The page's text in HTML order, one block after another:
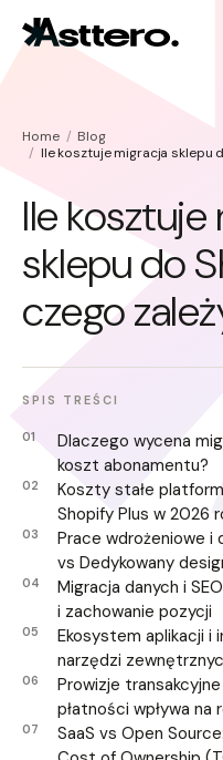
Optymalizacja
Migracja do Shopify
O nas
Home
Blog
Ile kosztuje migracja sklepu
Ile
sklepu do
czego
SPIS TREŚCI
Dlaczego wycena
koszt abonamentu?
Koszty stałe
Shopify Plus w 2026
Prace wdrożeniowe i
vs Dedykowany
Migracja danych i
i zachowanie pozycji
Ekosystem aplikacji i
narzędzi
Prowizje
płatności wpływa na
SaaS vs Open